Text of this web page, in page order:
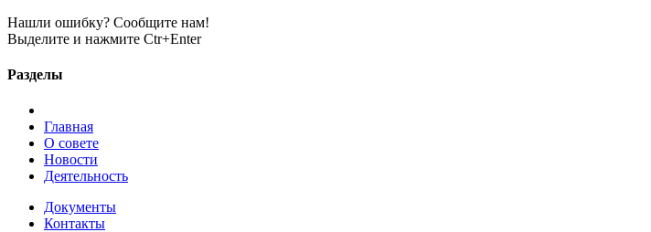
Нашли ошибку? Сообщите нам!
Выделите и нажмите Ctr+Enter
Разделы
Главная
О совете
Новости
Деятельность
Документы
Контакты